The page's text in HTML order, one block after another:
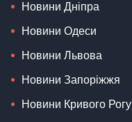
Новини Дніпра
Новини Одеси
Новини Львова
Новини Запоріжжя
Новини Кривого Рогу